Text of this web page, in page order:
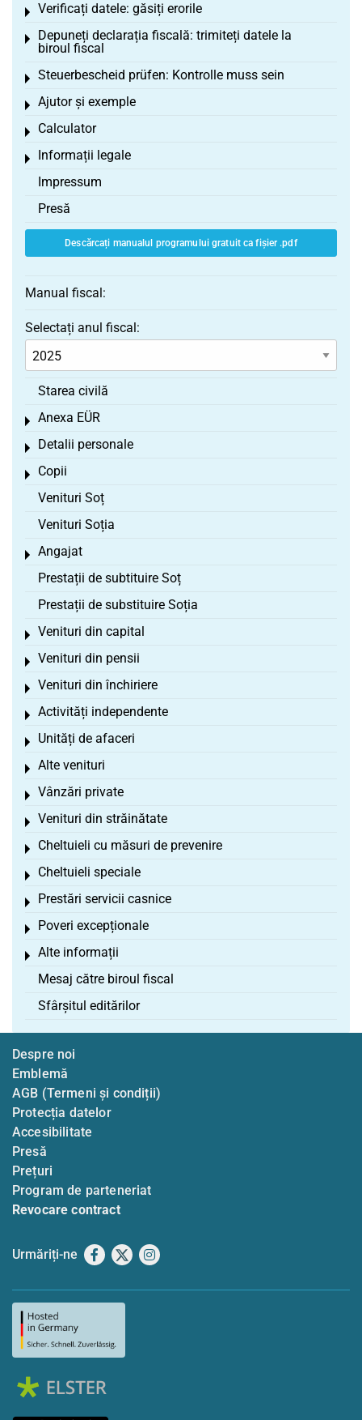
Verificați datele: găsiți erorile
Toggle menu
Depuneți declarația fiscală: trimiteți datele la
biroul fiscal
Toggle menu
Steuerbescheid prüfen: Kontrolle muss sein
Toggle menu
Ajutor și exemple
Toggle menu
Calculator
Toggle menu
Informații legale
Toggle menu
Impressum
Presă
Descărcați manualul programului gratuit ca fișier .pdf
Manual fiscal:
Selectați anul fiscal:
Starea civilă
Anexa EÜR
Toggle menu
Detalii personale
Toggle menu
Copii
Toggle menu
Venituri Soț
Venituri Soția
Angajat
Toggle menu
Prestații de subtituire Soț
Prestații de substituire Soția
Venituri din capital
Toggle menu
Venituri din pensii
Toggle menu
Venituri din închiriere
Toggle menu
Activități independente
Toggle menu
Unități de afaceri
Toggle menu
Alte venituri
Toggle menu
Vânzări private
Toggle menu
Venituri din străinătate
Toggle menu
Cheltuieli cu măsuri de prevenire
Toggle menu
Cheltuieli speciale
Toggle menu
Prestări servicii casnice
Toggle menu
Poveri excepționale
Toggle menu
Alte informații
Toggle menu
Mesaj către biroul fiscal
Sfârșitul editărilor
Despre noi
Emblemă
AGB (Termeni și condiții)
Protecția datelor
Accesibilitate
Presă
Prețuri
Program de parteneriat
Revocare contract
Urmăriți-ne Facebook
X Instagram